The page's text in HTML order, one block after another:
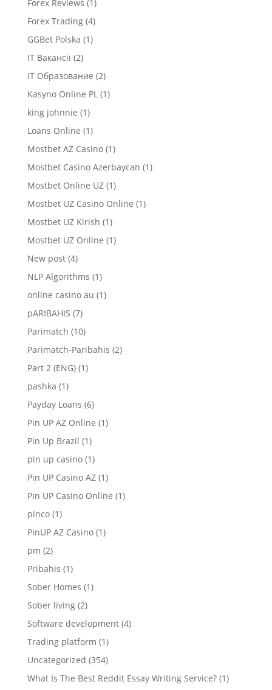
Forex Reviews (1)
Forex Trading(4)
GGBet Polska (1)
IT Вакансії(2)
IT Образование (2)
Kasyno Online PL(1)
king johnnie (1)
Loans Online (1)
Mostbet AZ Casino(1)
Mostbet Casino Azerbaycan (1)
Mostbet Online UZ(1)
Mostbet UZ Casino Online (1)
Mostbet UZ Kirish (1)
Mostbet UZ Online (1)
New post(4)
NLP Algorithms (1)
online casino au (1)
pARIBAHIS (7)
Parimatch (10)
Parimatch-Paribahis (2)
Part 2 (ENG)(1)
pashka (1)
Payday Loans (6)
Pin UP AZ Online (1)
Pin Up Brazil (1)
pin up casino(1)
Pin UP Casino AZ(1)
Pin UP Casino Online (1)
pinco(1)
PinUP AZ Casino(1)
pm (2)
Pribahis (1)
Sober Homes (1)
Sober living(2)
Software development(4)
Trading platform (1)
Uncategorized (354)
What Is The Best Reddit Essay Writing Service?(1)